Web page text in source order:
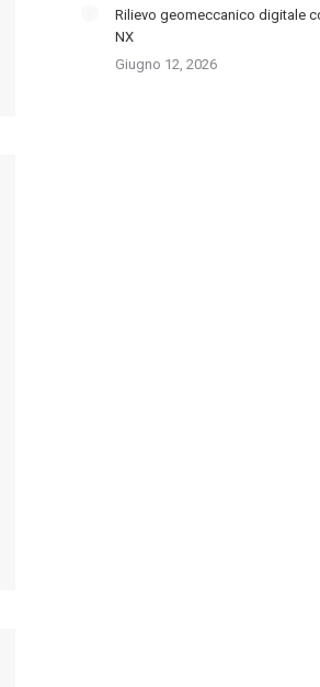
Rilievo geomeccanico digitale
NX
Giugno 12, 2026